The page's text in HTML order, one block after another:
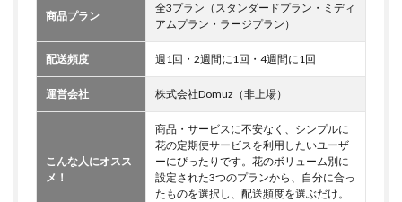
商品プラン
全3プラン（スタンダードプラン・ミディ
アムプラン・ラージプラン）
配送頻度 週1回・2週間に1回・4週間に1回
運営会社 株式会社Domuz（非上場）
こんな人にオスス
メ！
商品・サービスに不安なく、シンプルに
花の定期便サービスを利用したいユーザ
ーにぴったりです。花のボリューム別に
設定された3つのプランから、自分に合っ
たものを選択し、配送頻度を選ぶだけ。